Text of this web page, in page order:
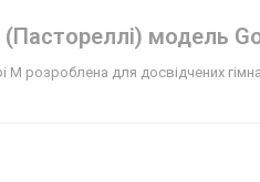
модель
M розроблена для досвідчених